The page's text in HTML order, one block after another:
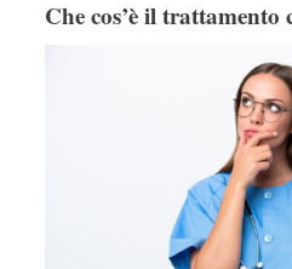
Che cos’è il trattamento